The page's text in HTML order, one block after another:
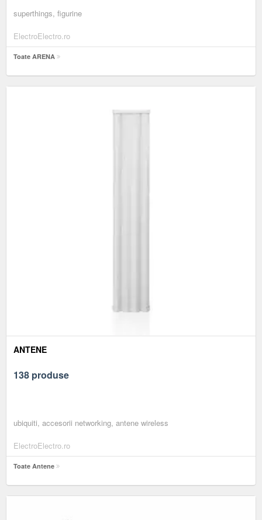
superthings, figurine
ElectroElectro.ro
Toate ARENA
ANTENE
138 produse
ubiquiti, accesorii networking, antene wireless
ElectroElectro.ro
Toate Antene